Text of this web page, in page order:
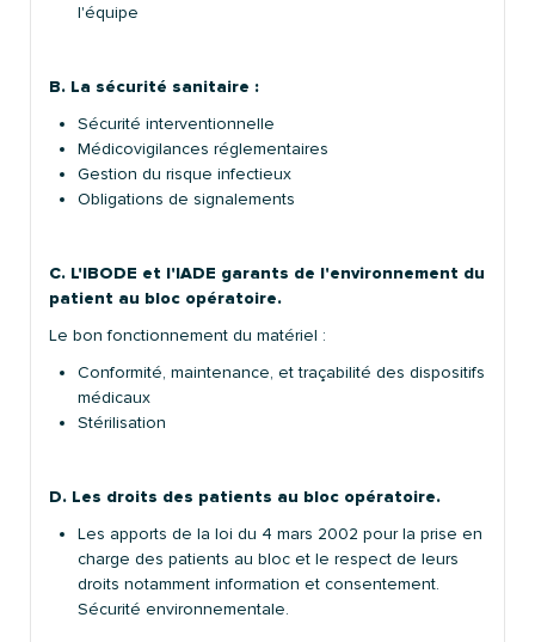
l'équipe
B. La sécurité sanitaire :
Sécurité interventionnelle
Médicovigilances réglementaires
Gestion du risque infectieux
Obligations de signalements
C. L'IBODE et l'IADE garants de l'environnement du
patient au bloc opératoire.
Le bon fonctionnement du matériel :
Conformité, maintenance, et traçabilité des dispositifs
médicaux
Stérilisation
D. Les droits des patients au bloc opératoire.
Les apports de la loi du 4 mars 2002 pour la prise en
charge des patients au bloc et le respect de leurs
droits notamment information et consentement.
Sécurité environnementale.